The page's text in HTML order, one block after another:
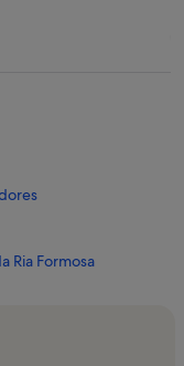
Ria Formosa
de Faro